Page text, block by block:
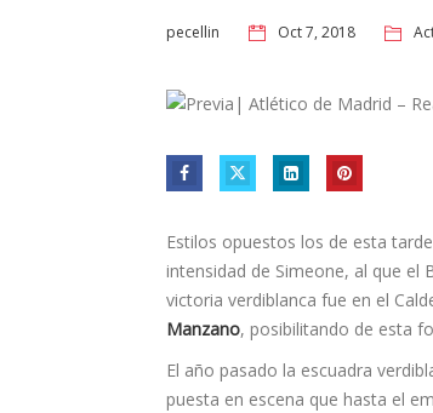
pecellin Oct 7, 2018
Estilos opuestos los de esta
intensidad de Simeone, al que el
victoria verdiblanca fue en el
Manzano, posibilitando de esta
El año pasado la escuadra
puesta en escena que hasta el